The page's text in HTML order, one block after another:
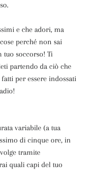
e che adori, ma
perché non sai
tuo soccorso! Ti
partendo da ciò che
per essere indossati
variabile (a tua
di cinque ore, in
tramite
quali capi del tuo